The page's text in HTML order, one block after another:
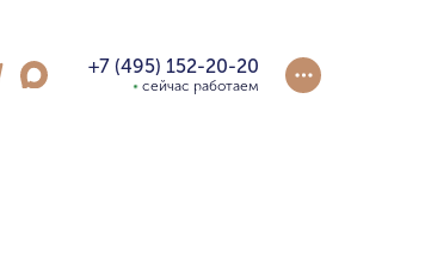
+7 (495) 152-20-20
сейчас работаем